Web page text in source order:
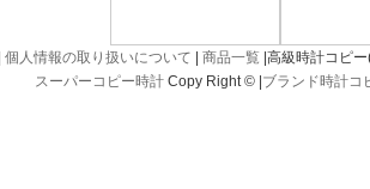
個人情報の取り扱いについて 商品一覧 |高級時計コピ
スーパーコピー時計Copy Right © | ブランド時計コ